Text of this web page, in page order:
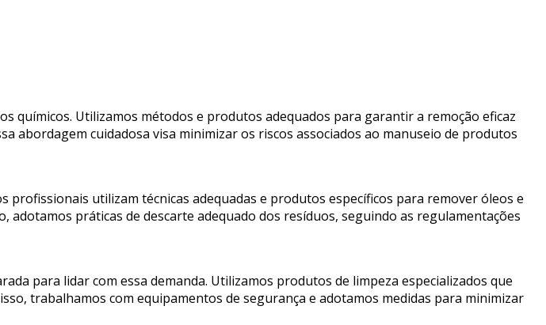
químicos. Utilizamos métodos e produtos adequados para garantir a remoção eficaz
abordagem cuidadosa visa minimizar os riscos associados ao manuseio de produtos
utilizam técnicas adequadas e produtos específicos para remover óleos e
práticas de descarte adequado dos resíduos, seguindo as regulamentações
para lidar com essa demanda. Utilizamos produtos de limpeza especializados que
trabalhamos com equipamentos de segurança e adotamos medidas para minimizar